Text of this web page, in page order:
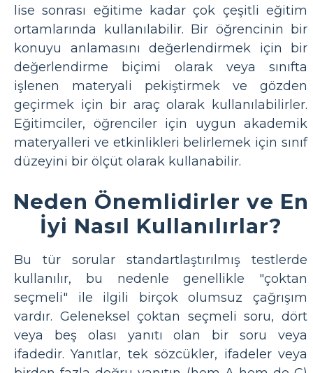
lise sonrası eğitime kadar çok çeşitli eğitim
ortamlarında kullanılabilir. Bir öğrencinin bir
konuyu anlamasını değerlendirmek için bir
değerlendirme biçimi olarak veya sınıfta
işlenen materyali pekiştirmek ve gözden
geçirmek için bir araç olarak kullanılabilirler.
Eğitimciler, öğrenciler için uygun akademik
materyalleri ve etkinlikleri belirlemek için sınıf
düzeyini bir ölçüt olarak kullanabilir.
Neden Önemlidirler ve En
İyi Nasıl Kullanılırlar?
Bu tür sorular standartlaştırılmış testlerde
kullanılır, bu nedenle genellikle "çoktan
seçmeli" ile ilgili birçok olumsuz çağrışım
vardır. Geleneksel çoktan seçmeli soru, dört
veya beş olası yanıtı olan bir soru veya
ifadedir. Yanıtlar, tek sözcükler, ifadeler veya